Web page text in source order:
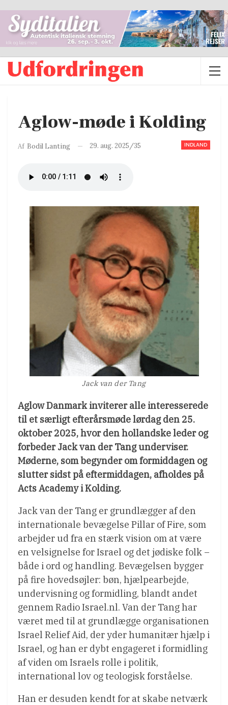
Aglow-møde i Kolding
INDLAND
Af Bodil Lanting 29. aug. 2025/35
Jack van der Tang
Aglow Danmark inviterer alle interesserede
til et særligt efterårsmøde lørdag den 25.
oktober 2025, hvor den hollandske leder og
forbeder Jack van der Tang underviser.
Møderne, som begynder om formiddagen og
slutter sidst på eftermiddagen, afholdes på
Acts Academy i Kolding.
Jack van der Tang er grundlægger af den
internationale bevægelse Pillar of Fire, som
arbejder ud fra en stærk vision om at være
en velsignelse for Israel og det jødiske folk –
både i ord og handling. Bevægelsen bygger
på fire hovedsøjler: bøn, hjælpearbejde,
undervisning og formidling, blandt andet
gennem Radio Israel.nl. Van der Tang har
været med til at grundlægge organisationen
Israel Relief Aid, der yder humanitær hjælp i
Israel, og han er dybt engageret i formidling
af viden om Israels rolle i politik,
international lov og teologisk forståelse.
Han er desuden kendt for at skabe netværk